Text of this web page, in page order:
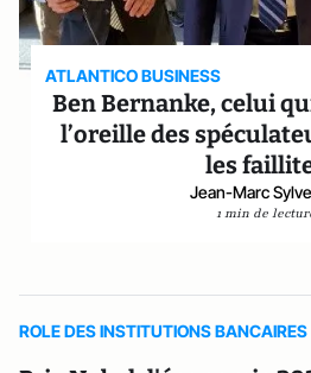
ATLANTICO BUSINESS
Ben Bernanke, celui
l’oreille des
les
Jean-Marc
1 min de
ROLE DES INSTITUTIONS BANCAIRES